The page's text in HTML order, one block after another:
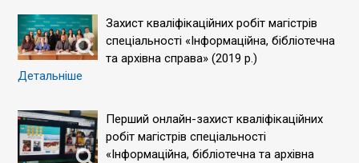
Захист кваліфікаційних робіт магістрів
спеціальності «Інформаційна, бібліотечна
та архівна справа» (2019 р.)
Детальніше
Перший онлайн-захист кваліфікаційних
робіт магістрів спеціальності
«Інформаційна, бібліотечна та архівна